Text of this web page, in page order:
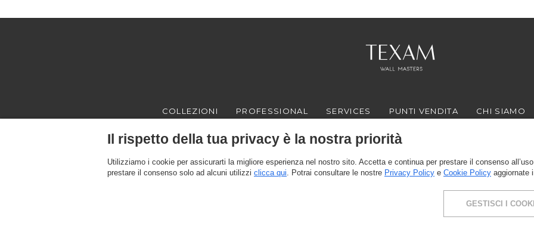
COLLEZIONI PROFESSIONAL SERVICES PUNTI VENDITA CHI SIAMO
FACEBOOK
INSTAGRAM
YOUTUBELINKEDIN
Il rispetto della tua privacy è la nostra priorità
Utilizziamo i cookie per assicurarti la migliore esperienza nel nostro sito. Accetta e continua per prestare il consenso
prestare il consenso solo ad alcuni utilizzi clicca qui. Potrai consultare le nostre Privacy Policy e Cookie Policy aggiornate
GESTISCI I